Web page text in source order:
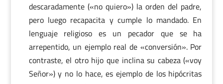
descaradamente («no quiero») la orden del padre,
pero luego recapacita y cumple lo mandado. En
lenguaje religioso es un pecador que se ha
arrepentido, un ejemplo real de «conversión». Por
contraste, el otro hijo que inclina su cabeza («voy
Señor») y no lo hace, es ejemplo de los hipócritas